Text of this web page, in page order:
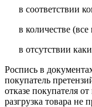
в соответствии
в количестве
в отсутствии
Роспись в
покупатель
отказе покупателя
разгрузка товара не